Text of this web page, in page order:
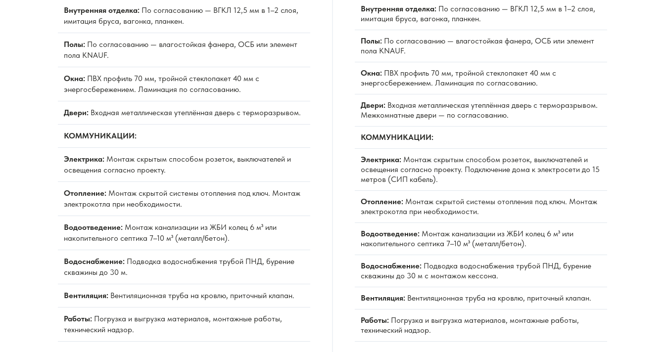
Внутренняя отделка: По согласованию — ВГКЛ 12,5 мм в 1–2 слоя,
имитация бруса, вагонка, планкен.
Полы: По согласованию — влагостойкая фанера, ОСБ или элемент
пола KNAUF.
Окна: ПВХ профиль 70 мм, тройной стеклопакет 40 мм с
энергосбережением. Ламинация по согласованию.
Двери: Входная металлическая утеплённая дверь с терморазрывом.
КОММУНИКАЦИИ:
Электрика: Монтаж скрытым способом розеток, выключателей и
освещения согласно проекту.
Отопление: Монтаж скрытой системы отопления под ключ. Монтаж
электрокотла при необходимости.
Водоотведение: Монтаж канализации из ЖБИ колец 6 м³ или
накопительного септика 7–10 м³ (металл/бетон).
Водоснабжение: Подводка водоснабжения трубой ПНД, бурение
скважины до 30 м.
Вентиляция: Вентиляционная труба на кровлю, приточный клапан.
Работы: Погрузка и выгрузка материалов, монтажные работы,
технический надзор.
Внутренняя отделка: По согласованию — ВГКЛ 12,5 мм в 1–2 слоя,
имитация бруса, вагонка, планкен.
Полы: По согласованию — влагостойкая фанера, ОСБ или элемент
пола KNAUF.
Окна: ПВХ профиль 70 мм, тройной стеклопакет 40 мм с
энергосбережением. Ламинация по согласованию.
Двери: Входная металлическая утеплённая дверь с терморазрывом.
Межкомнатные двери — по согласованию.
КОММУНИКАЦИИ:
Электрика: Монтаж скрытым способом розеток, выключателей и
освещения согласно проекту. Подключение дома к электросети до 15
метров (СИП кабель).
Отопление: Монтаж скрытой системы отопления под ключ. Монтаж
электрокотла при необходимости.
Водоотведение: Монтаж канализации из ЖБИ колец 6 м³ или
накопительного септика 7–10 м³ (металл/бетон).
Водоснабжение: Подводка водоснабжения трубой ПНД, бурение
скважины до 30 м с монтажом кессона.
Вентиляция: Вентиляционная труба на кровлю, приточный клапан.
Работы: Погрузка и выгрузка материалов, монтажные работы,
технический надзор.